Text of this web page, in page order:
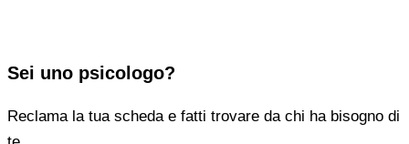
Sei uno psicologo?
Reclama la tua scheda e fatti trovare da chi ha bisogno di